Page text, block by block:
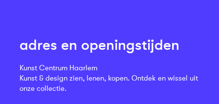
adres en openingstijden
Kunst Centrum Haarlem
Kunst & design zien, lenen, kopen. Ontdek en wissel uit
onze collectie.